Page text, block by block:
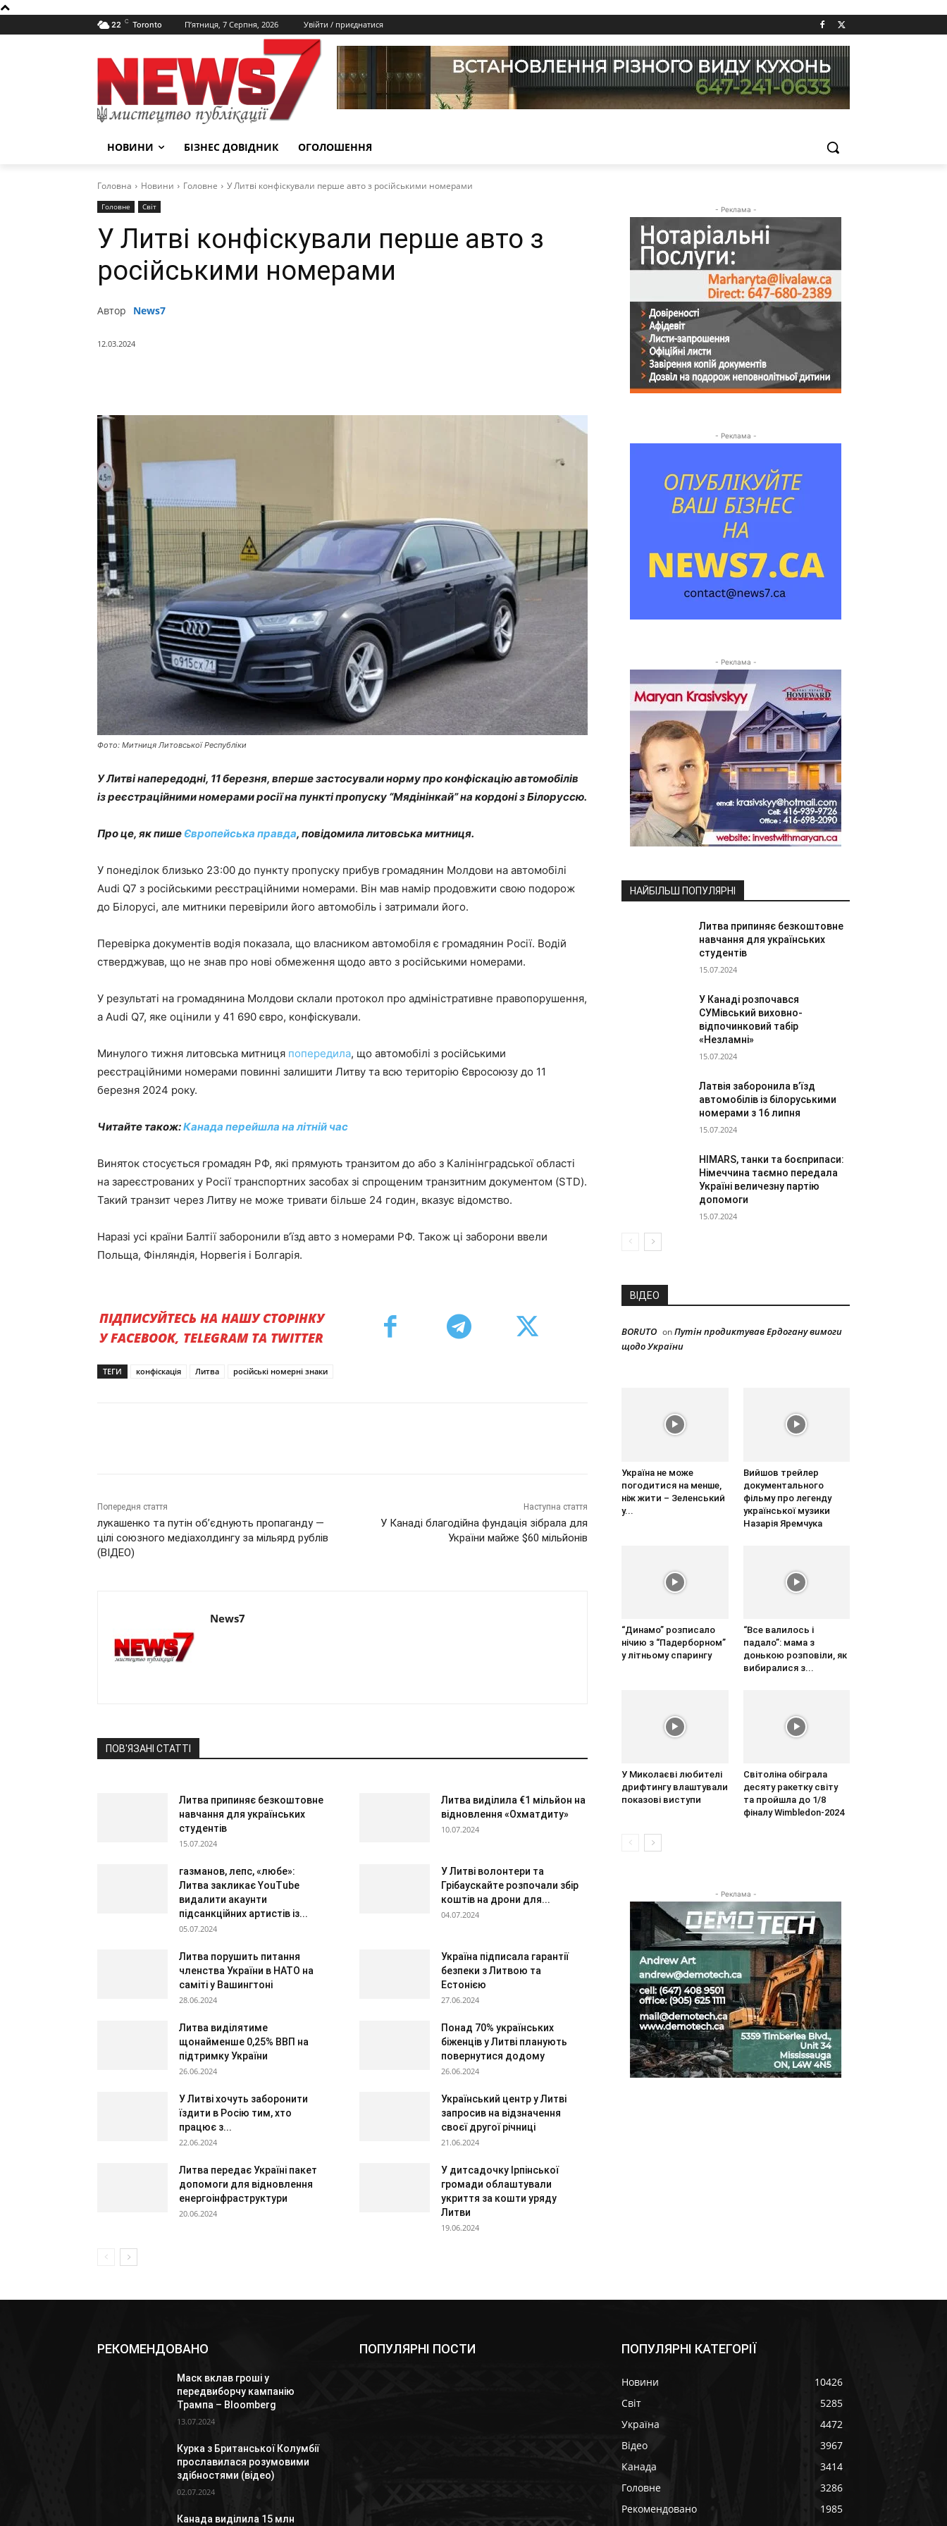
22 C Toronto П’ятниця, 7 Серпня, 2026 Увійти / приєднатися
НОВИНИ БІЗНЕС ДОВІДНИК ОГОЛОШЕННЯ
Головна Новини Головне У Литві конфіскували перше авто з російськими номерами
Головне Світ
У Литві конфіскували перше авто з
російськими номерами
Автор News7
12.03.2024
Фото: Митниця Литовської Республіки
У Литві напередодні, 11 березня, вперше застосували норму про конфіскацію автомобілів
із реєстраційними номерами росії на пункті пропуску “Мядінінкай” на кордоні з Білоруссю.
Про це, як пишеЄвропейська правда, повідомила литовська митниця.
У понеділок близько 23:00 до пункту пропуску прибув громадянин Молдови на автомобілі
Audi Q7 з російськими реєстраційними номерами. Він мав намір продовжити свою подорож
до Білорусі, але митники перевірили його автомобіль і затримали його.
Перевірка документів водія показала, що власником автомобіля є громадянин Росії. Водій
стверджував, що не знав про нові обмеження щодо авто з російськими номерами.
У результаті на громадянина Молдови склали протокол про адміністративне правопорушення,
а Audi Q7, яке оцінили у 41 690 євро, конфіскували.
Минулого тижня литовська митниця попередила, що автомобілі з російськими
реєстраційними номерами повинні залишити Литву та всю територію Євросоюзу до 11
березня 2024 року.
Читайте також:Канада перейшла на літній час
Виняток стосується громадян РФ, які прямують транзитом до або з Калінінградської області
на зареєстрованих у Росії транспортних засобах зі спрощеним транзитним документом (STD).
Такий транзит через Литву не може тривати більше 24 годин, вказує відомство.
Наразі усі країни Балтії заборонили в’їзд авто з номерами РФ. Також ці заборони ввели
Польща, Фінляндія, Норвегія і Болгарія.
ПІДПИСУЙТЕСЬ НА НАШУ СТОРІНКУ
У FACEBOOK, TELEGRAM ТА TWITTER
ТЕГИ конфіскація Литва російські номерні знаки
Попередня стаття
лукашенко та путін об’єднують пропаганду —
цілі союзного медіахолдингу за мільярд рублів
(ВІДЕО)
Наступна стаття
У Канаді благодійна фундація зібрала для
України майже $60 мільйонів
News7
ПОВ'ЯЗАНІ СТАТТІ
Литва припиняє безкоштовне
навчання для українських
студентів
15.07.2024
Литва виділила €1 мільйон на
відновлення «Охматдиту»
10.07.2024
газманов, лепс, «любе»:
Литва закликає YouTube
видалити акаунти
підсанкційних артистів із...
05.07.2024
У Литві волонтери та
Грібаускайте розпочали збір
коштів на дрони для...
04.07.2024
Литва порушить питання
членства України в НАТО на
саміті у Вашингтоні
28.06.2024
Україна підписала гарантії
безпеки з Литвою та
Естонією
27.06.2024
Литва виділятиме
щонайменше 0,25% ВВП на
підтримку України
26.06.2024
Понад 70% українських
біженців у Литві планують
повернутися додому
26.06.2024
У Литві хочуть заборонити
їздити в Росію тим, хто
працює з...
22.06.2024
Український центр у Литві
запросив на відзначення
своєї другої річниці
21.06.2024
Литва передає Україні пакет
допомоги для відновлення
енергоінфраструктури
20.06.2024
У дитсадочку Ірпінської
громади облаштували
укриття за кошти уряду
Литви
19.06.2024
- Реклама -
- Реклама -
- Реклама -
НАЙБІЛЬШ ПОПУЛЯРНІ
Литва припиняє безкоштовне
навчання для українських
студентів
15.07.2024
У Канаді розпочався
СУМівський виховно-
відпочинковий табір
«Незламні»
15.07.2024
Латвія заборонила в’їзд
автомобілів із білоруськими
номерами з 16 липня
15.07.2024
HIMARS, танки та боєприпаси:
Німеччина таємно передала
Україні величезну партію
допомоги
15.07.2024
ВІДЕО
BORUTO onПутін продиктував Ердогану вимоги
щодо України
Україна не може
погодитися на менше,
ніж жити – Зеленський
у...
Вийшов трейлер
документального
фільму про легенду
української музики
Назарія Яремчука
“Динамо” розписало
нічию з “Падерборном”
у літньому спарингу
“Все валилось і
падало”: мама з
донькою розповіли, як
вибиралися з...
У Миколаєві любителі
дрифтингу влаштували
показові виступи
Світоліна обіграла
десяту ракетку світу
та пройшла до 1/8
фіналу Wimbledon-2024
- Реклама -
РЕКОМЕНДОВАНО
Маск вклав гроші у
передвиборчу кампанію
Трампа – Bloomberg
13.07.2024
Курка з Британської Колумбії
прославилася розумовими
здібностями (відео)
02.07.2024
Канада виділила 15 млн
ПОПУЛЯРНІ ПОСТИ ПОПУЛЯРНІ КАТЕГОРІЇ
Новини
10426
Світ
5285
Україна
4472
Відео
3967
Канада
3414
Головне
3286
Рекомендовано
1985